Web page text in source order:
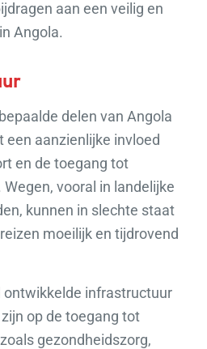
aan een veilig en
Angola.
delen van Angola
een aanzienlijke invloed
en de toegang tot
vooral in landelijke
kunnen in slechte staat
moeilijk en tijdrovend
ontwikkelde infrastructuur
op de toegang tot
gezondheidszorg,